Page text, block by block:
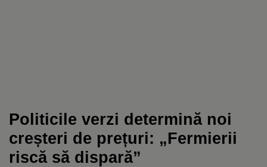
Politicile verzi determină noi
creșteri de prețuri: „Fermierii
riscă să dispară”